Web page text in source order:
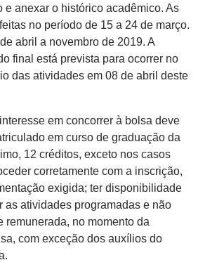
e anexar o histórico acadêmico. As
no período de 15 a 24 de março.
abril a novembro de 2019. A
final está prevista para ocorrer no
das atividades em 08 de abril deste
em concorrer à bolsa deve
em curso de graduação da
12 créditos, exceto nos casos
corretamente com a inscrição,
exigida; ter disponibilidade
as atividades programadas e não
remunerada, no momento da
com exceção dos auxílios do